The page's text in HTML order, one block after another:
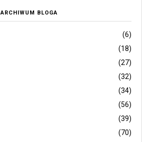
ARCHIWUM BLOGA
(6)
(18)
(27)
(32)
(34)
(56)
(39)
(70)